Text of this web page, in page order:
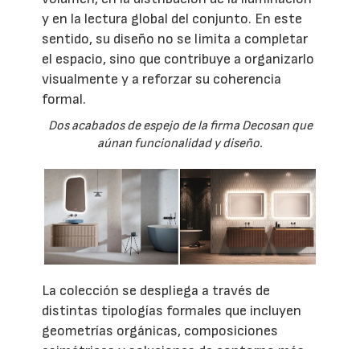
y en la lectura global del conjunto. En este
sentido, su diseño no se limita a completar
el espacio, sino que contribuye a organizarlo
visualmente y a reforzar su coherencia
formal.
Dos acabados de espejo de la firma Decosan que
aúnan funcionalidad y diseño.
La colección se despliega a través de
distintas tipologías formales que incluyen
geometrías orgánicas, composiciones